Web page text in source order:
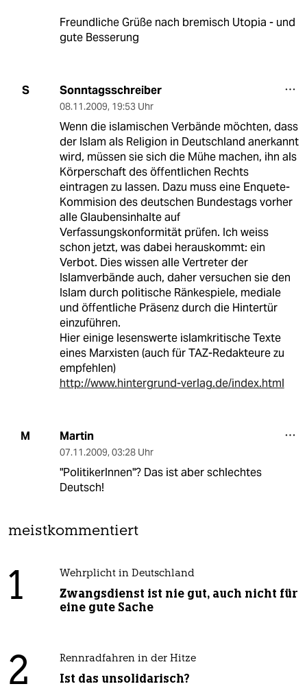
Freundliche Grüße nach bremisch Utopia - und
gute Besserung
S Sonntagsschreiber
08.11.2009, 19:53 Uhr
Wenn die islamischen Verbände möchten, dass
der Islam als Religion in Deutschland anerkannt
wird, müssen sie sich die Mühe machen, ihn als
Körperschaft des öffentlichen Rechts
eintragen zu lassen. Dazu muss eine Enquete-
Kommision des deutschen Bundestags vorher
alle Glaubensinhalte auf
Verfassungskonformität prüfen. Ich weiss
schon jetzt, was dabei herauskommt: ein
Verbot. Dies wissen alle Vertreter der
Islamverbände auch, daher versuchen sie den
Islam durch politische Ränkespiele, mediale
und öffentliche Präsenz durch die Hintertür
einzuführen.
Hier einige lesenswerte islamkritische Texte
eines Marxisten (auch für TAZ-Redakteure zu
empfehlen)
http://www.hintergrund-verlag.de/index.html
M Martin
07.11.2009, 03:28 Uhr
"PolitikerInnen"? Das ist aber schlechtes
Deutsch!
meistkommentiert
1 Wehrplicht in Deutschland
Zwangsdienst ist nie gut, auch nicht für
eine gute Sache
2 Rennradfahren in der Hitze
Ist das unsolidarisch?